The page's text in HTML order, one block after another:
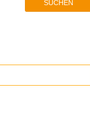
SUCHEN